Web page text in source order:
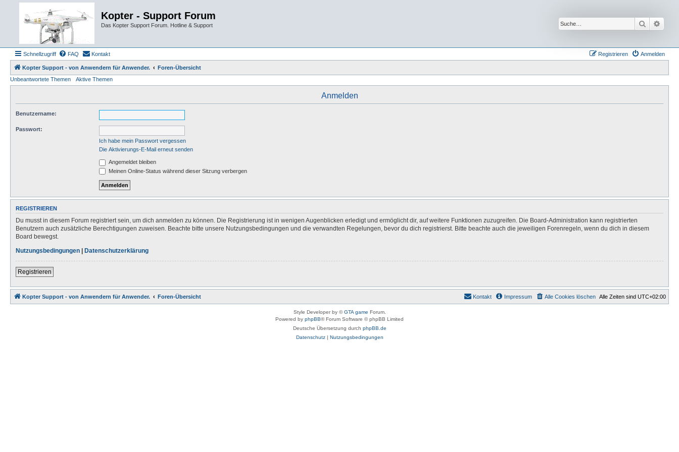
Kopter - Support Forum
Das Kopter Support Forum. Hotline & Support Suche
Schnellzugriff FAQ Kontakt Anmelden
Registrieren
Kopter Support - von Anwendern für Anwender.
Foren-Übersicht
Unbeantwortete Themen
Aktive Themen
Anmelden
Benutzername:
Passwort:
Ich habe mein Passwort vergessen
Die Aktivierungs-E-Mail erneut senden
Angemeldet bleiben
Meinen Online-Status während dieser Sitzung verbergen
REGISTRIEREN
Du musst in diesem Forum registriert sein, um dich anmelden zu können. Die Registrierung ist in wenigen Augenblicken erledigt und ermöglicht dir, auf weitere Funktionen zuzugreifen. Die Board-Administration kann registrierten
Benutzern auch zusätzliche Berechtigungen zuweisen. Beachte bitte unsere Nutzungsbedingungen und die verwandten Regelungen, bevor du dich registrierst. Bitte beachte auch die jeweiligen Forenregeln, wenn du dich in diesem
Board bewegst.
Nutzungsbedingungen | Datenschutzerklärung
Registrieren
Kopter Support - von Anwendern für Anwender. Foren-Übersicht Alle Zeiten sind UTC+02:00
Alle Cookies löschen
Impressum
Kontakt
Style Developer by ©GTA game Forum.
Powered by phpBB® Forum Software © phpBB Limited
Deutsche Übersetzung durch phpBB.de
Datenschutz| Nutzungsbedingungen